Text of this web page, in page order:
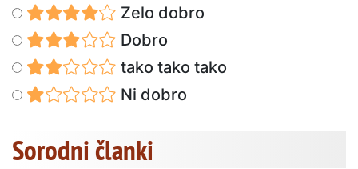
Zelo dobro
Dobro
tako tako tako
Ni dobro
Sorodni članki